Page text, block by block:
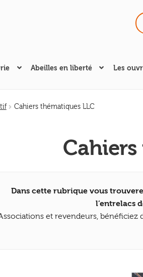
Abeilles en liberté Les
Cahiers thématiques LLC
Dans cette rubrique vous
l’entrelacs
et revendeurs, bénéficiez